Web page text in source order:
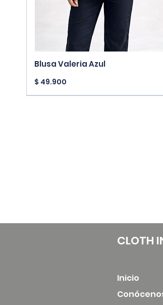
Vista rápida
Blusa Valeria Azul
Precio
$ 49.900
CLOTH
Inicio